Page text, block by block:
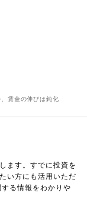
賃金の伸びは鈍化
ます。すでに投資を
い方にも活用いただ
る情報をわかりや